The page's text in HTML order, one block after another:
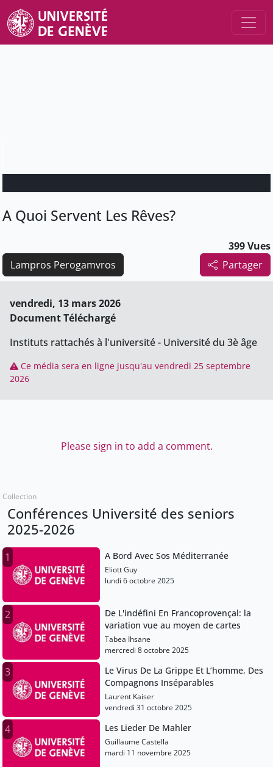
A Quoi Servent Les Rêves?
399 Vues
Partager
Lampros Perogamvros
vendredi, 13 mars 2026
Document Téléchargé
Instituts rattachés à l'université - Université du 3è âge
Ce média sera en ligne jusqu'au vendredi 25 septembre
2026
Please sign in to add a comment.
Collection
Conférences Université des seniors
2025-2026
1 A Bord Avec Sos Méditerranée
Eliott Guy
lundi 6 octobre 2025
2
De L'indéfini En Francoprovençal: la
variation vue au moyen de cartes
Tabea Ihsane
mercredi 8 octobre 2025
3
Le Virus De La Grippe Et L’homme, Des
Compagnons Inséparables
Laurent Kaiser
vendredi 31 octobre 2025
4 Les Lieder De Mahler
Guillaume Castella
mardi 11 novembre 2025